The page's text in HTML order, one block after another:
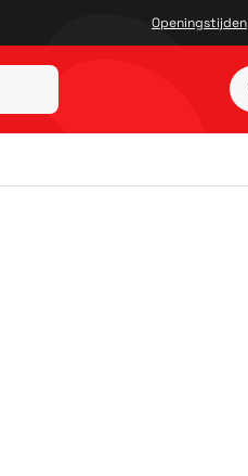
Openingstijden